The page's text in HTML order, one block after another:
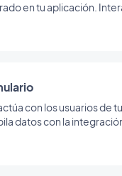
en tu aplicación.
con los usuarios de
datos con la